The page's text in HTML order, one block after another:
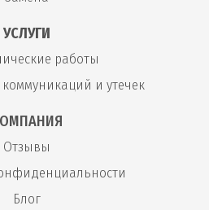
УСЛУГИ
работы
и утечек
Отзывы
Блог